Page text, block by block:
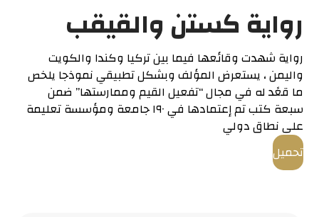
رواية كستن والقيقب
رواية شهدت وقائعها فيما بين تركيا وكندا والكويت
واليمن ، يستعرض المؤلف وبشكل تطبيقي نموذجا يلخص
ما قعًد له في مجال “تفعيل القيم وممارستها” ضمن
سبعة كتب تم إعتمادها في ١٩٠ جامعة ومؤسسة تعليمة
على نطاق دولي
تحميل